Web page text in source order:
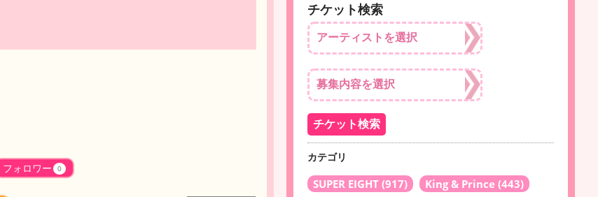
フォロワー 0
チケット検索
カテゴリ
SUPER EIGHT (917) King & Prince (443)